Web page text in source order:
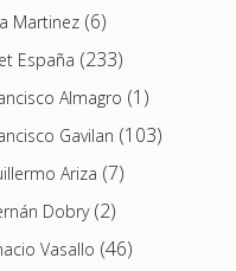
Martinez(6)
España (233)
Almagro (1)
Gavilan (103)
Ariza (7)
Dobry(2)
Vasallo (46)